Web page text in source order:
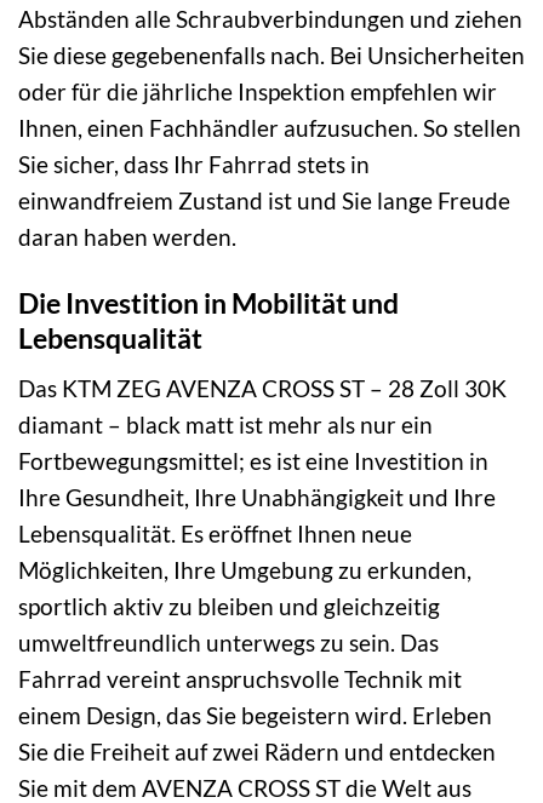
Abständen alle Schraubverbindungen und ziehen
Sie diese gegebenenfalls nach. Bei Unsicherheiten
oder für die jährliche Inspektion empfehlen wir
Ihnen, einen Fachhändler aufzusuchen. So stellen
Sie sicher, dass Ihr Fahrrad stets in
einwandfreiem Zustand ist und Sie lange Freude
daran haben werden.
Die Investition in Mobilität und
Lebensqualität
Das KTM ZEG AVENZA CROSS ST – 28 Zoll 30K
diamant – black matt ist mehr als nur ein
Fortbewegungsmittel; es ist eine Investition in
Ihre Gesundheit, Ihre Unabhängigkeit und Ihre
Lebensqualität. Es eröffnet Ihnen neue
Möglichkeiten, Ihre Umgebung zu erkunden,
sportlich aktiv zu bleiben und gleichzeitig
umweltfreundlich unterwegs zu sein. Das
Fahrrad vereint anspruchsvolle Technik mit
einem Design, das Sie begeistern wird. Erleben
Sie die Freiheit auf zwei Rädern und entdecken
Sie mit dem AVENZA CROSS ST die Welt aus